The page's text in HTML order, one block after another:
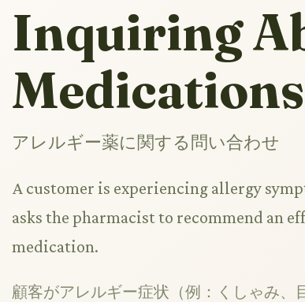
Inquiring
Medications
アレルギー薬に関する問い合わせ
A customer is experiencing allergy
asks the pharmacist to recommend an
medication.
顧客がアレルギー症状（例：くしゃみ、